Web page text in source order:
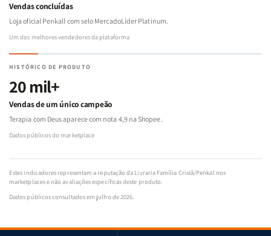
Vendas concluídas
Loja oficial Penkall com selo MercadoLíder Platinum.
Um dos melhores vendedores da plataforma
HISTÓRICO DE PRODUTO
20 mil+
Vendas de um único campeão
Terapia com Deus aparece com nota 4,9 na Shopee.
Dados públicos do marketplace
Estes indicadores representam a reputação da Livraria Família Cristã/Penkal nos
marketplaces e não avaliações específicas deste produto.
Dados públicos consultados em julho de 2026.